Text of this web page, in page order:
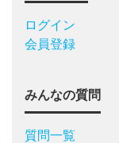
ログイン
会員登録
みんなの質問
質問一覧